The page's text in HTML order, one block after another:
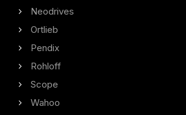
Neodrives
Ortlieb
Pendix
Rohloff
Scope
Wahoo